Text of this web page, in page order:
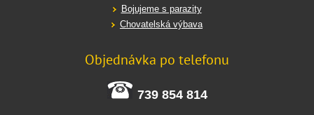
Bojujeme s parazity
Chovatelská výbava
Objednávka po telefonu
739 854 814